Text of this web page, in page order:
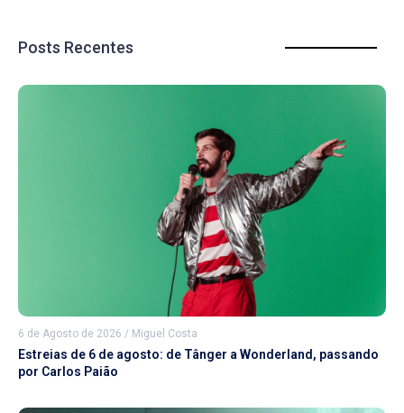
Posts Recentes
6 de Agosto de 2026 / Miguel Costa
Estreias de 6 de agosto: de Tânger a Wonderland, passando
por Carlos Paião